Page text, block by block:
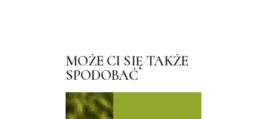
MOŻE CI SIĘ TAKŻE
SPODOBAĆ